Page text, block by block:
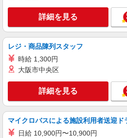
キープ
正社員
UTエージェント株式会社 AGT関西第三
《JPXK1C》
時給：1,220円〜
×7.66H実働×20日稼
兵庫県丹波市 勤
自転車/バイク 最寄
19分 ※構内の（無料
キープ
詳細を見る
レジ・商品陳列スタッフ
時給 1,300円
大阪市中央区
詳細を見る
マイクロバスによる施設利用者送迎ド
日給 10,900円〜10,900円